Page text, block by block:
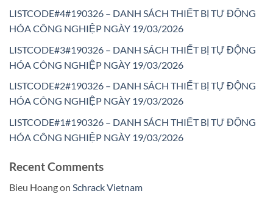
LISTCODE#4#190326 – DANH SÁCH THIẾT BỊ TỰ ĐỘNG
HÓA CÔNG NGHIỆP NGÀY 19/03/2026
LISTCODE#3#190326 – DANH SÁCH THIẾT BỊ TỰ ĐỘNG
HÓA CÔNG NGHIỆP NGÀY 19/03/2026
LISTCODE#2#190326 – DANH SÁCH THIẾT BỊ TỰ ĐỘNG
HÓA CÔNG NGHIỆP NGÀY 19/03/2026
LISTCODE#1#190326 – DANH SÁCH THIẾT BỊ TỰ ĐỘNG
HÓA CÔNG NGHIỆP NGÀY 19/03/2026
Recent Comments
Bieu Hoangon Schrack Vietnam